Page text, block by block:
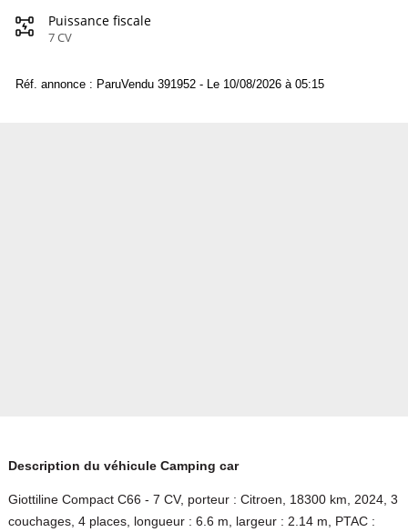
Puissance fiscale
7 CV
Réf. annonce : ParuVendu 391952 - Le 10/08/2026 à 05:15
Description du véhicule Camping car
Giottiline Compact C66 - 7 CV, porteur : Citroen, 18300 km, 2024, 3
couchages, 4 places, longueur : 6.6 m, largeur : 2.14 m, PTAC :